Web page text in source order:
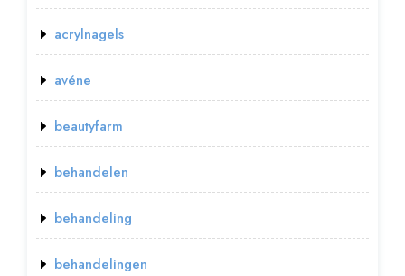
acrylnagels
avéne
beautyfarm
behandelen
behandeling
behandelingen